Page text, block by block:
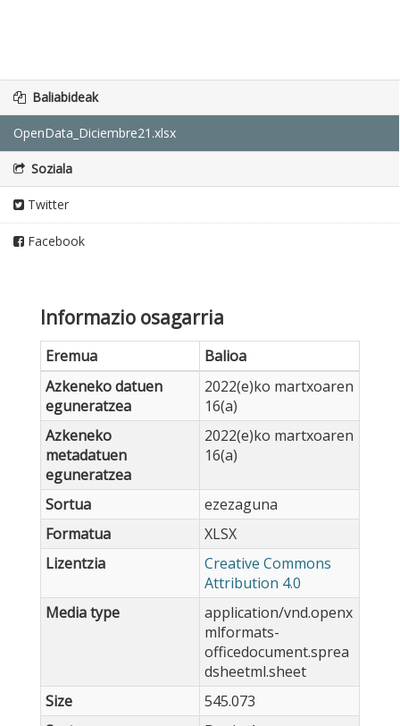
Baliabideak
OpenData_Diciembre21.xlsx
Soziala
Twitter
Facebook
Informazio osagarria
Eremua
Balioa
Azkeneko datuen
eguneratzea
2022(e)ko martxoaren
16(a)
Azkeneko
metadatuen
eguneratzea
2022(e)ko martxoaren
16(a)
Sortua
ezezaguna
Formatua
XLSX
Lizentzia
Creative Commons
Attribution 4.0
Media type
application/vnd.openx
mlformats-
officedocument.sprea
dsheetml.sheet
Size
545.073